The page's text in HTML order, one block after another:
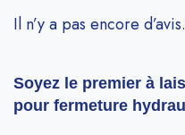
Il n’y a pas encore d’avis.
Soyez le premier à
pour fermeture